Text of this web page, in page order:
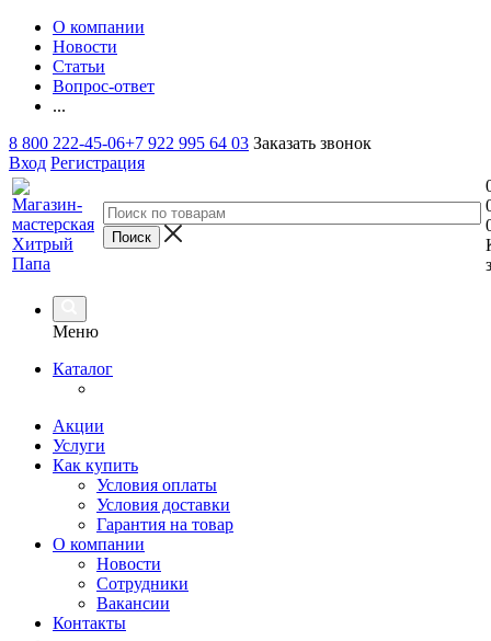
О компании
Новости
Статьи
Вопрос-ответ
...
8 800 222-45-06+7 922 995 64 03 Заказать звонок
Вход Регистрация
Меню
Каталог
Акции
Услуги
Как купить
Условия оплаты
Условия доставки
Гарантия на товар
О компании
Новости
Сотрудники
Вакансии
Контакты